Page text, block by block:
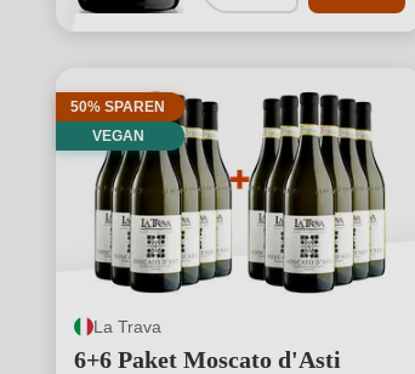
50% SPAREN
VEGAN
La Trava
6+6 Paket Moscato d'Asti